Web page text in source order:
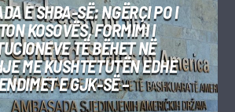
E SHBA-SË: NGËRÇI PO I
KOSOVËS, FORMIMI I
TË BËHET NË
ME KUSHTETUTËN EDHE
E GJK-SË –